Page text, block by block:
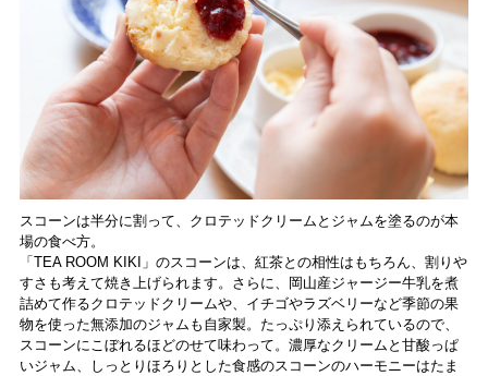
スコーンは半分に割って、クロテッドクリームとジャムを塗るのが本
場の食べ方。
「TEA ROOM KIKI」のスコーンは、紅茶との相性はもちろん、割りや
すさも考えて焼き上げられます。さらに、岡山産ジャージー牛乳を煮
詰めて作るクロテッドクリームや、イチゴやラズベリーなど季節の果
物を使った無添加のジャムも自家製。たっぷり添えられているので、
スコーンにこぼれるほどのせて味わって。濃厚なクリームと甘酸っぱ
いジャム、しっとりほろりとした食感のスコーンのハーモニーはたま